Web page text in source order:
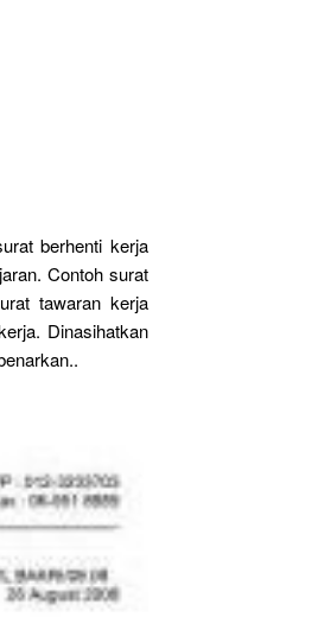
berhenti kerja
Contoh surat
tawaran kerja
Dinasihatkan